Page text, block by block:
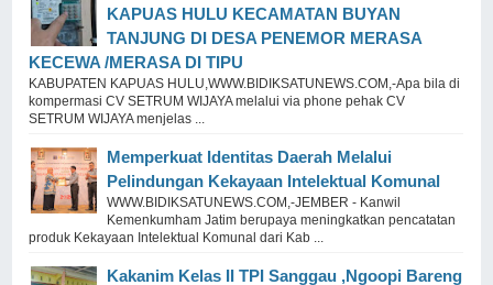
KAPUAS HULU KECAMATAN BUYAN
TANJUNG DI DESA PENEMOR MERASA
KECEWA /MERASA DI TIPU
KABUPATEN KAPUAS HULU,WWW.BIDIKSATUNEWS.COM,-Apa bila di
kompermasi CV SETRUM WIJAYA melalui via phone pehak CV
SETRUM WIJAYA menjelas ...
Memperkuat Identitas Daerah Melalui
Pelindungan Kekayaan Intelektual Komunal
WWW.BIDIKSATUNEWS.COM,-JEMBER - Kanwil
Kemenkumham Jatim berupaya meningkatkan pencatatan
produk Kekayaan Intelektual Komunal dari Kab ...
Kakanim Kelas II TPI Sanggau ,Ngoopi Bareng